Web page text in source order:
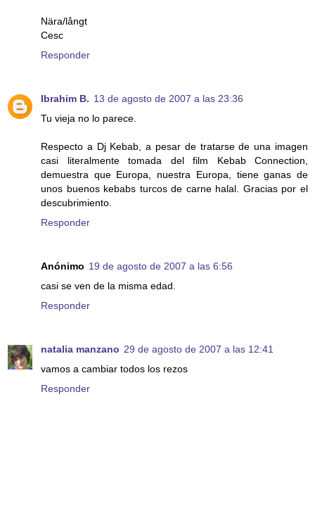
Nära/långt
Cesc
Responder
Ibrahim B. 13 de agosto de 2007 a las 23:36
Tu vieja no lo parece.
Respecto a Dj Kebab, a pesar de tratarse de una imagen
casi literalmente tomada del film Kebab Connection,
demuestra que Europa, nuestra Europa, tiene ganas de
unos buenos kebabs turcos de carne halal. Gracias por el
descubrimiento.
Responder
Anónimo 19 de agosto de 2007 a las 6:56
casi se ven de la misma edad.
Responder
natalia manzano 29 de agosto de 2007 a las 12:41
vamos a cambiar todos los rezos
Responder